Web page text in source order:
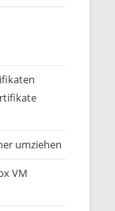
umziehen
VM